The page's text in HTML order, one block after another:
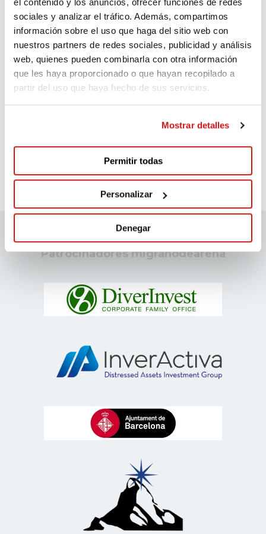
el contenido y los anuncios, ofrecer funciones de redes
sociales y analizar el tráfico. Además, compartimos
información sobre el uso que haga del sitio web con
nuestros partners de redes sociales, publicidad y análisis
web, quienes pueden combinarla con otra información
que les haya proporcionado o que hayan recopilado a
partir del uso que haya hecho de sus servicios.
Mostrar detalles
Permitir todas
Personalizar
Denegar
Lupe
Animo!!!!
Patrocinadores migranodearena